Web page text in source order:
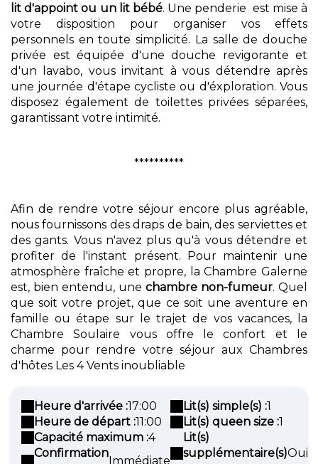
lit d'appoint ou un lit bébé. Une penderie est mise à
votre disposition pour organiser vos effets
personnels en toute simplicité. La salle de douche
privée est équipée d'une douche revigorante et
d'un lavabo, vous invitant à vous détendre après
une journée d'étape cycliste ou d'éxploration. Vous
disposez également de toilettes privées séparées,
garantissant votre intimité.
**********
Afin de rendre votre séjour encore plus agréable,
nous fournissons des draps de bain, des serviettes et
des gants. Vous n'avez plus qu'à vous détendre et
profiter de l'instant présent. Pour maintenir une
atmosphère fraîche et propre, la Chambre Galerne
est, bien entendu, une chambre non-fumeur. Quel
que soit votre projet, que ce soit une aventure en
famille ou étape sur le trajet de vos vacances, la
Chambre Soulaire vous offre le confort et le
charme pour rendre votre séjour aux Chambres
d'hôtes Les 4 Vents inoubliable
Heure d'arrivée :17:00
Heure de départ :11:00
Capacité maximum :4
Confirmation
Immédiate
Lit(s) simple(s) :1
Lit(s) queen size :1
Lit(s)
supplémentaire(s)Oui